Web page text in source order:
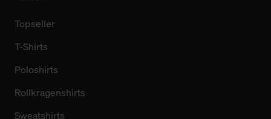
Topseller
T-Shirts
Poloshirts
Rollkragenshirts
Sweatshirts